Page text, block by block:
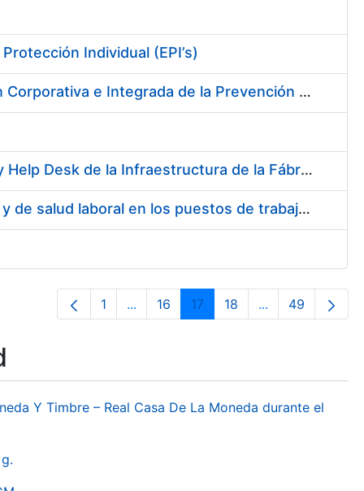
Individual (EPI’s)
Servicios de Adquisición e Implantación de un Sistema de Gestión Corporativa e Integrada de la Prevención de Riesgos Laborales
Servicios de Soporte y Mantenimiento de Licencias de Software y Help Desk de la Infraestructura de la Fábrica Nacional de Moneda y Timbre-Real Casa de la Moneda
Servicio de Realización de la evaluación de Riesgos Psicosociales y de salud laboral en los puestos de trabajo de la FNMT-RCM
Page
1 ...Intermediate Pages Use TAB to
Page
16 Page
17 Page
18 ...Intermediate
Page
49
Y Timbre – Real Casa De La Moneda durante el